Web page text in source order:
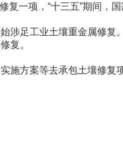
一项，“十三五”期间，国
足工业土壤重金属修复。
复。
施方案等去承包土壤修复